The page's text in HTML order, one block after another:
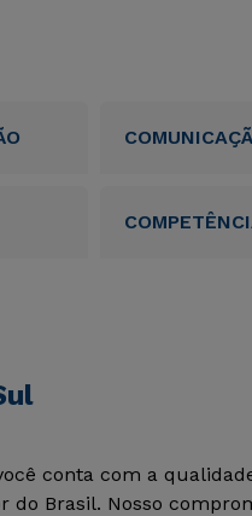
conta com a
do Brasil. Nosso